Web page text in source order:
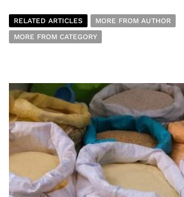
RELATED ARTICLES
MORE FROM AUTHOR
MORE FROM CATEGORY